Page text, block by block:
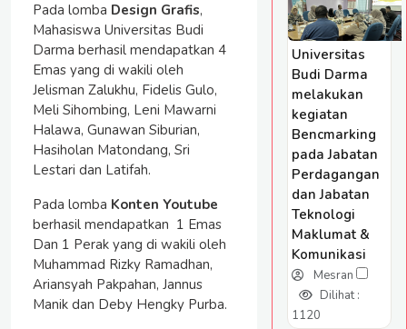
Pada lomba Design Grafis,
Mahasiswa Universitas Budi
Darma berhasil mendapatkan 4
Emas yang di wakili oleh
Jelisman Zalukhu, Fidelis Gulo,
Meli Sihombing, Leni Mawarni
Halawa, Gunawan Siburian,
Hasiholan Matondang, Sri
Lestari dan Latifah.
Pada lomba Konten Youtube
berhasil mendapatkan 1 Emas
Dan 1 Perak yang di wakili oleh
Muhammad Rizky Ramadhan,
Ariansyah Pakpahan, Jannus
Manik dan Deby Hengky Purba.
Universitas
Budi Darma
melakukan
kegiatan
Bencmarking
pada Jabatan
Perdagangan
dan Jabatan
Teknologi
Maklumat &
Komunikasi
Mesran
Dilihat :
1120